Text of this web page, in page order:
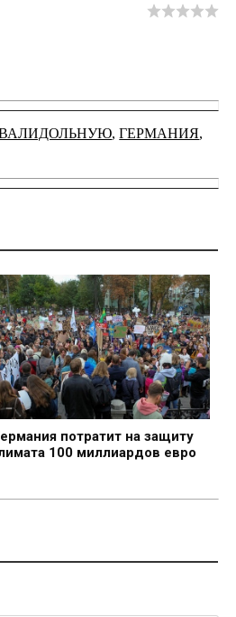
,ГЕРМАНИЯ,
потратит на защиту
100 миллиардов евро